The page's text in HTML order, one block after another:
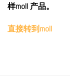
样moll 产品。
直接转到moll